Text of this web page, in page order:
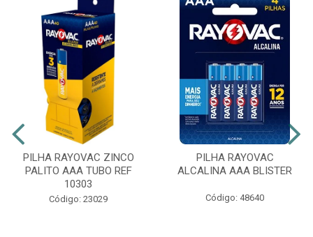
PILHA RAYOVAC ZINCO
PALITO AAA TUBO REF
10303
Código: 23029
PILHA RAYOVAC
ALCALINA AAA BLISTER
Código: 48640